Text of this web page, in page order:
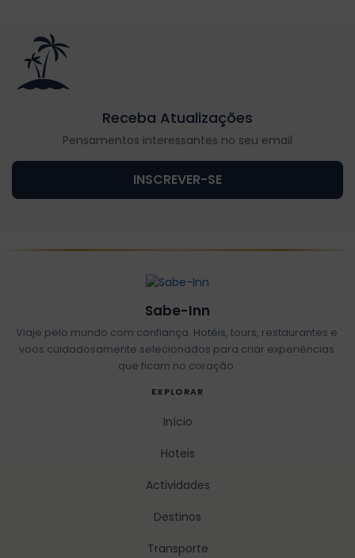
Receba Atualizações
Pensamentos interessantes no seu email
INSCREVER-SE
Sabe-Inn
Viaje pelo mundo com confiança. Hotéis, tours, restaurantes e
voos cuidadosamente selecionados para criar experiências
que ficam no coração.
EXPLORAR
Início
Hoteis
Actividades
Destinos
Transporte